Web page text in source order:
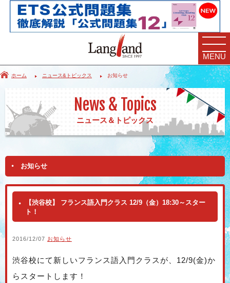
MENU
ホーム ニュース&トピックス お知らせ
News & Topics
ニュース＆トピックス
お知らせ
【渋谷校】 フランス語入門クラス 12/9（金）18:30～スター
ト！
2016/12/07 お知らせ
渋谷校にて新しいフランス語入門クラスが、12/9(金)か
らスタートします！